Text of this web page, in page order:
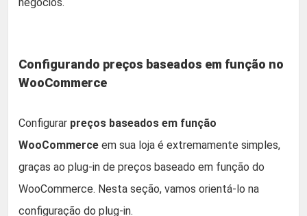
Configurando preços baseados em função no
WooCommerce
Configurar preços baseados em função
WooCommerce em sua loja é extremamente simples,
graças ao plug-in de preços baseado em função do
WooCommerce. Nesta seção, vamos orientá-lo na
configuração do plug-in.